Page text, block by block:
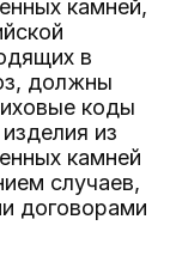
камней,
в
должны
коды
из
камней
случаев,
договорами